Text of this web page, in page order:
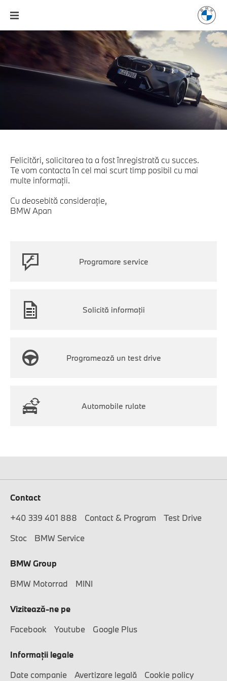
Felicitări, solicitarea ta a fost înregistrată cu succes.
Te vom contacta în cel mai scurt timp posibil cu mai
multe informaţii.
Cu deosebită consideraţie,
BMW Apan
Programare service
Solicită informații
Programează un test drive
Automobile rulate
Contact
+40 339 401 888
Contact & Program
Test Drive
Stoc
BMW Service
BMW Group
BMW Motorrad
MINI
Vizitează-ne pe
Facebook
Youtube Google Plus
Informaţii legale
Date companie
Avertizare legală Cookie policy